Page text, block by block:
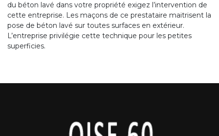
du béton lavé dans votre propriété exigez l’intervention de
cette entreprise. Les maçons de ce prestataire maitrisent la
pose de béton lavé sur toutes surfaces en extérieur.
L’entreprise privilégie cette technique pour les petites
superficies.